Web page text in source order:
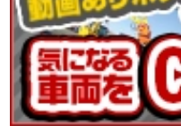
●本日ご紹介車両●
【商品番号:14480】アル
増トン 2デフ シートキャ
☎0120-98-1457 営業担当:
「HP見て」とお伝えいた